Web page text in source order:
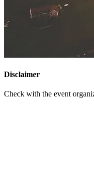
Disclaimer
Check with the event